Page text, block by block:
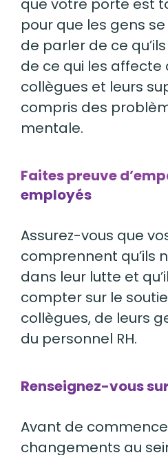
que votre porte est
pour que les gens
de parler de ce
de ce qui les affecte
collègues et leurs
compris des
mentale.
Faites preuve
employés
Assurez-vous que
comprennent qu’ils
dans leur lutte et
compter sur le
collègues, de leurs
du personnel RH.
Renseignez-vous
Avant de
changements au